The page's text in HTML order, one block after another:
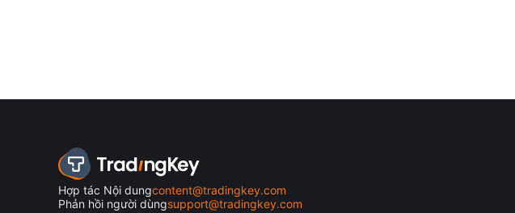
Hợp tác Nội dungcontent@tradingkey.com
Phản hồi người dùngsupport@tradingkey.com